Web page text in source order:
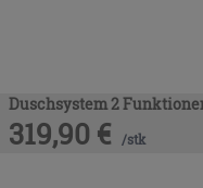
Duschsystem 2
319,90 € /stk